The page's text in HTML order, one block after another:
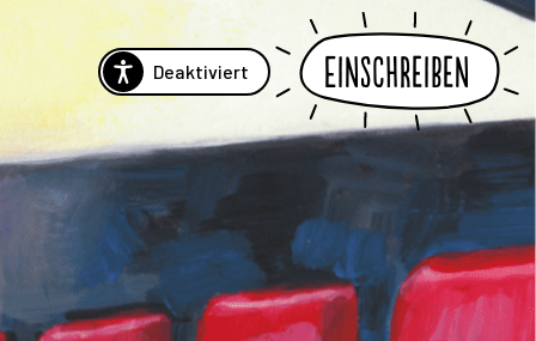
Deaktiviert Einschreiben